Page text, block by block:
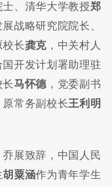
、清华大学教授郑
战略研究院院长、
校长龚克，中关村人
国开发计划署助理驻
长马怀德，党委副书
原常务副校长王利明
展致辞，中国人民
胡粟涵作为青年学生